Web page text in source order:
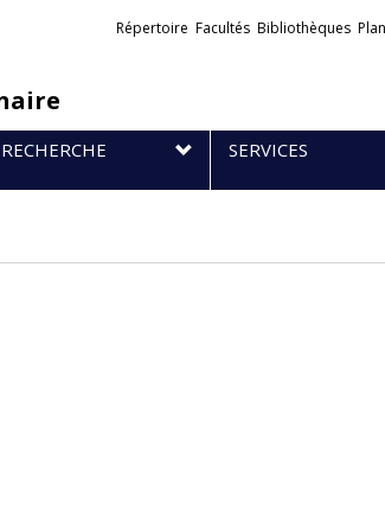
Liens
Répertoire Facultés Bibliothèques
RECHERCHE SERVICES